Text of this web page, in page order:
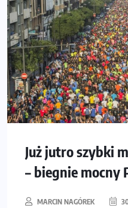
Już jutro szybki
– biegnie mocny
MARCIN NAGÓREK